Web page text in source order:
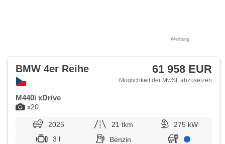
Werbung
x20
BMW 4er Reihe 61 958 EUR
Möglichkeit der MwSt. abzusetzen
M440i xDrive
2025 21 tkm
275 kW
3 l
Benzin